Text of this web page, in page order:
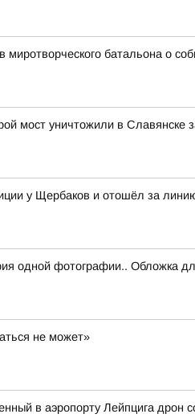
батальона о
мост уничтожили в Славянске
у Щербаков и отошёл за
одной фотографии.. Обложка
не может»
в аэропорту Лейпцига дрон